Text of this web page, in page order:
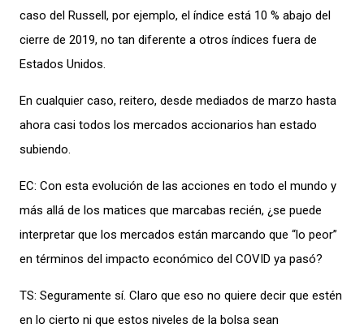
caso del Russell, por ejemplo, el índice está 10 % abajo del
cierre de 2019, no tan diferente a otros índices fuera de
Estados Unidos.
En cualquier caso, reitero, desde mediados de marzo hasta
ahora casi todos los mercados accionarios han estado
subiendo.
EC: Con esta evolución de las acciones en todo el mundo y
más allá de los matices que marcabas recién, ¿se puede
interpretar que los mercados están marcando que “lo peor”
en términos del impacto económico del COVID ya pasó?
TS: Seguramente sí. Claro que eso no quiere decir que estén
en lo cierto ni que estos niveles de la bolsa sean